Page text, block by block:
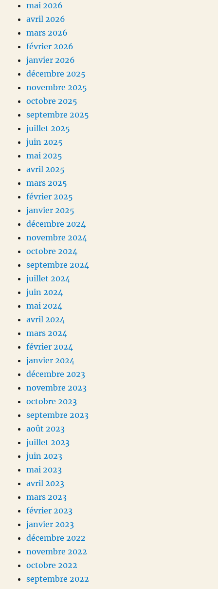
mai 2026
avril 2026
mars 2026
février 2026
janvier 2026
décembre 2025
novembre 2025
octobre 2025
septembre 2025
juillet 2025
juin 2025
mai 2025
avril 2025
mars 2025
février 2025
janvier 2025
décembre 2024
novembre 2024
octobre 2024
septembre 2024
juillet 2024
juin 2024
mai 2024
avril 2024
mars 2024
février 2024
janvier 2024
décembre 2023
novembre 2023
octobre 2023
septembre 2023
août 2023
juillet 2023
juin 2023
mai 2023
avril 2023
mars 2023
février 2023
janvier 2023
décembre 2022
novembre 2022
octobre 2022
septembre 2022